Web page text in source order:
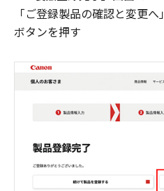
「ご登録製品の確認と変更へ」
ボタンを押す